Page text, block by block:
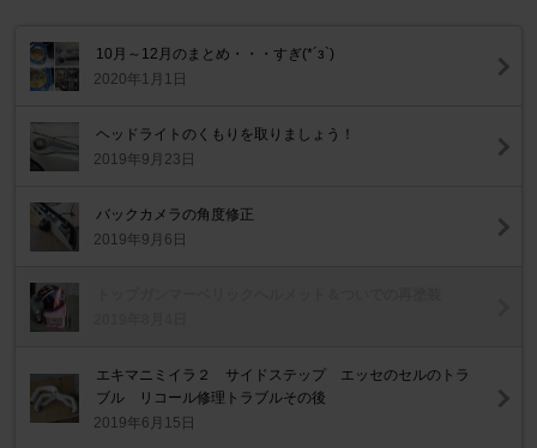
10月～12月のまとめ・・・すぎ(*´з`)
2020年1月1日
ヘッドライトのくもりを取りましょう！
2019年9月23日
バックカメラの角度修正
2019年9月6日
エキマニミイラ２ サイドステップ エッセのセルのトラ
ブル リコール修理トラブルその後
2019年6月15日